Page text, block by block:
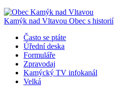
Kamýk nad Vltavou Obec s historií
Často se ptáte
Úřední deska
Formuláře
Zpravodaj
Kamýcký TV infokanál
Velká